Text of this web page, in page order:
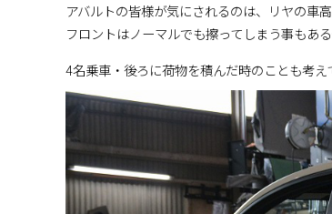
アバルトの皆様が気にされるのは、リヤの車
フロントはノーマルでも擦ってしまう事もあ
4名乗車・後ろに荷物を積んだ時のことも考え